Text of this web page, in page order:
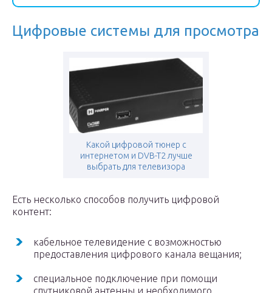
Цифровые системы для просмотра
Какой цифровой тюнер с
интернетом и DVB-T2 лучше
выбрать для телевизора
Есть несколько способов получить цифровой
контент:
кабельное телевидение с возможностью
предоставления цифрового канала вещания;
специальное подключение при помощи
спутниковой антенны и необходимого